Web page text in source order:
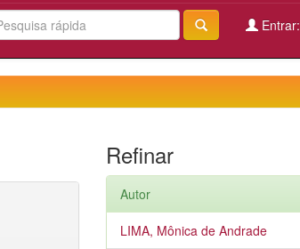
Entrar:
Refinar
Autor
LIMA, Mônica de Andrade